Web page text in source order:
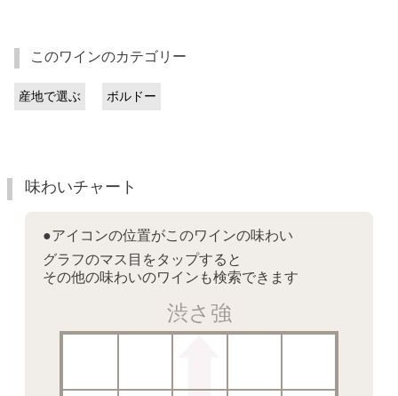
このワインのカテゴリー
産地で選ぶ ボルドー
味わいチャート
●アイコンの位置がこのワインの味わい
グラフのマス目をタップすると
その他の味わいのワインも検索できます
渋さ強